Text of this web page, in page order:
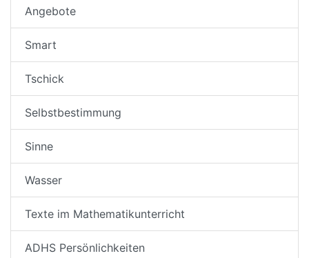
Angebote
Smart
Tschick
Selbstbestimmung
Sinne
Wasser
Texte im Mathematikunterricht
ADHS Persönlichkeiten